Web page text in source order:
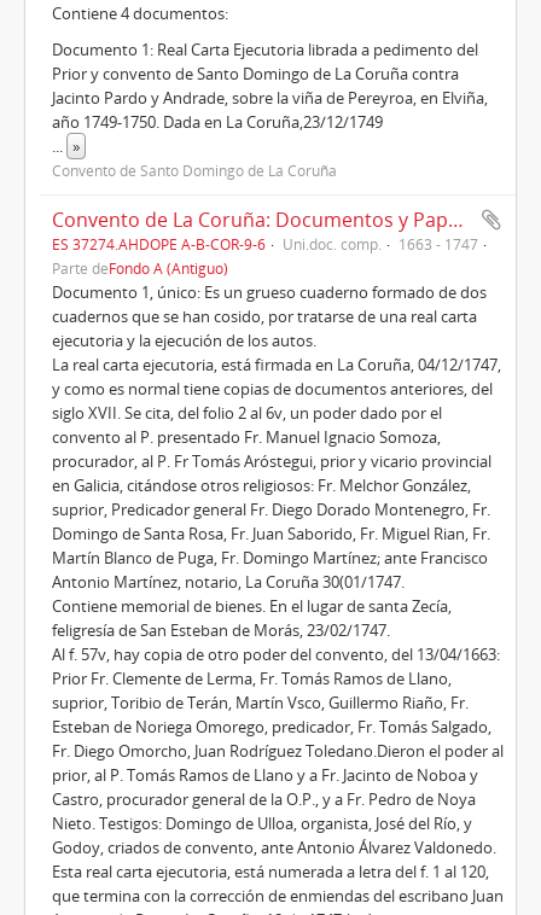
Contiene 4 documentos:
Documento 1: Real Carta Ejecutoria librada a pedimento del
Prior y convento de Santo Domingo de La Coruña contra
Jacinto Pardo y Andrade, sobre la viña de Pereyroa, en Elviña,
año 1749-1750. Dada en La Coruña,23/12/1749
... »
Convento de Santo Domingo de La Coruña
Convento de La Coruña: Documentos y Papeles Varios, en pésimo estrado de conservación (1747)
ES 37274.AHDOPE A-B-COR-9-6 Uni.doc. comp.
1663 - 1747
Parte deFondo A (Antiguo)
Documento 1, único: Es un grueso cuaderno formado de dos
cuadernos que se han cosido, por tratarse de una real carta
ejecutoria y la ejecución de los autos.
La real carta ejecutoria, está firmada en La Coruña, 04/12/1747,
y como es normal tiene copias de documentos anteriores, del
siglo XVII. Se cita, del folio 2 al 6v, un poder dado por el
convento al P. presentado Fr. Manuel Ignacio Somoza,
procurador, al P. Fr Tomás Aróstegui, prior y vicario provincial
en Galicia, citándose otros religiosos: Fr. Melchor González,
suprior, Predicador general Fr. Diego Dorado Montenegro, Fr.
Domingo de Santa Rosa, Fr. Juan Saborido, Fr. Miguel Rian, Fr.
Martín Blanco de Puga, Fr. Domingo Martínez; ante Francisco
Antonio Martínez, notario, La Coruña 30(01/1747.
Contiene memorial de bienes. En el lugar de santa Zecía,
feligresía de San Esteban de Morás, 23/02/1747.
Al f. 57v, hay copia de otro poder del convento, del 13/04/1663:
Prior Fr. Clemente de Lerma, Fr. Tomás Ramos de Llano,
suprior, Toribio de Terán, Martín Vsco, Guillermo Riaño, Fr.
Esteban de Noriega Omorego, predicador, Fr. Tomás Salgado,
Fr. Diego Omorcho, Juan Rodríguez Toledano.Dieron el poder al
prior, al P. Tomás Ramos de Llano y a Fr. Jacinto de Noboa y
Castro, procurador general de la O.P., y a Fr. Pedro de Noya
Nieto. Testigos: Domingo de Ulloa, organista, José del Río, y
Godoy, criados de convento, ante Antonio Álvarez Valdonedo.
Esta real carta ejecutoria, está numerada a letra del f. 1 al 120,
que termina con la corrección de enmiendas del escribano Juan